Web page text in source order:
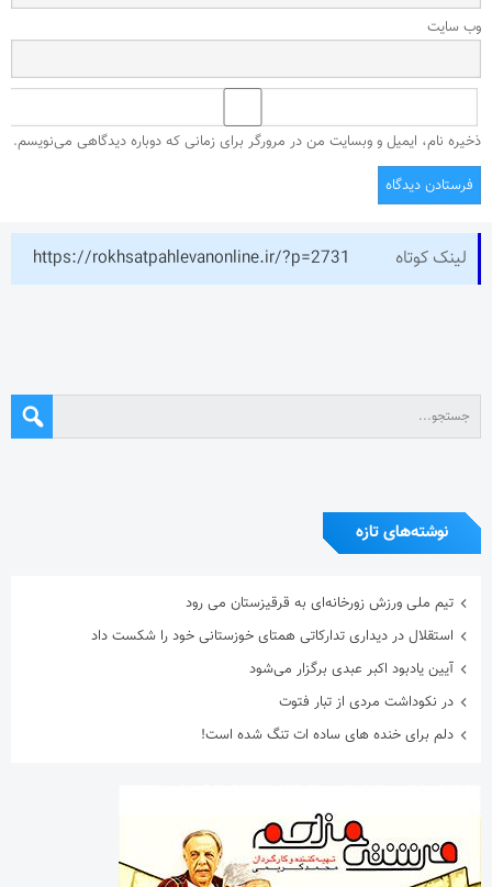
وب‌ سایت
ذخیره نام، ایمیل و وبسایت من در مرورگر برای زمانی که دوباره دیدگاهی می‌نویسم.
لینک کوتاه https://rokhsatpahlevanonline.ir/?p=2731
نوشته‌های تازه
تیم ملی ورزش زورخانه‌ای به قرقیزستان می رود
استقلال در دیداری تدارکاتی همتای خوزستانی خود را شکست داد
آیین یادبود اکبر عبدی برگزار می‌شود
در نکوداشت مردی از تبار فتوت
دلم برای خنده های ساده ات تنگ شده است!